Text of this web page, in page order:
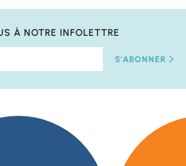
À NOTRE INFOLETTRE
S'ABONNER